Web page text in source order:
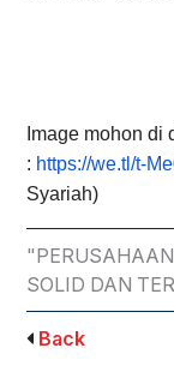
Image mohon di
: https://we.tl/t-
Syariah)
SOLID DAN
Back